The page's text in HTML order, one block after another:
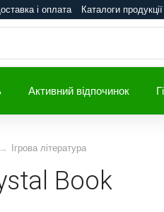
і оплата Каталоги продукції
Активний відпочинок
Ігрова література
Book